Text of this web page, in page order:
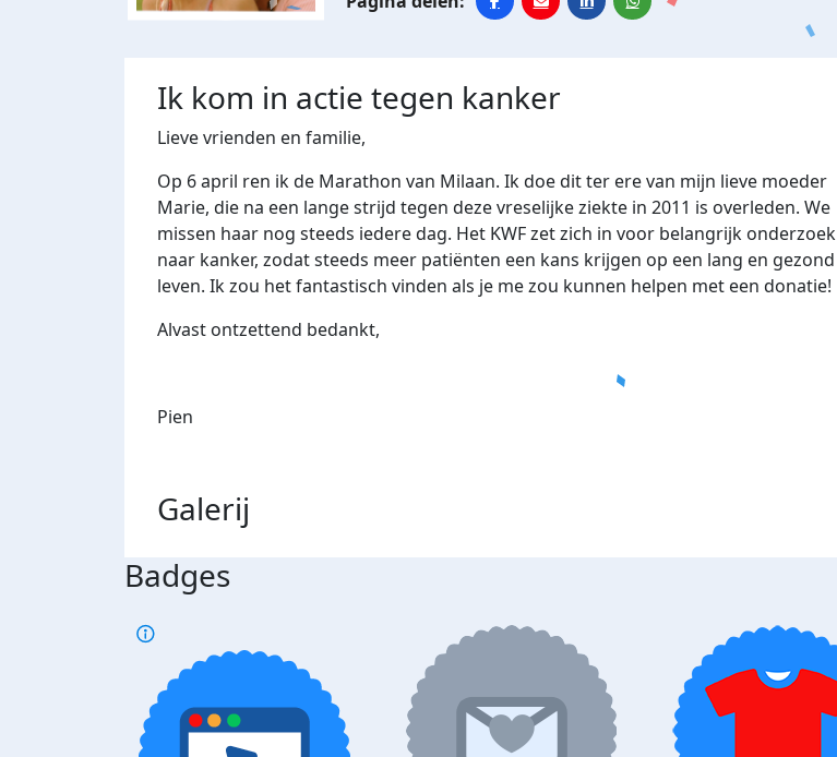
Ik kom in actie tegen kanker
Lieve vrienden en familie,
Op 6 april ren ik de Marathon van Milaan. Ik doe dit ter ere van mijn lieve moeder
Marie, die na een lange strijd tegen deze vreselijke ziekte in 2011 is overleden. We
missen haar nog steeds iedere dag. Het KWF zet zich in voor belangrijk onderzoek
naar kanker, zodat steeds meer patiënten een kans krijgen op een lang en gezond
leven. Ik zou het fantastisch vinden als je me zou kunnen helpen met een donatie!
Alvast ontzettend bedankt,
Pien
Galerij
Badges